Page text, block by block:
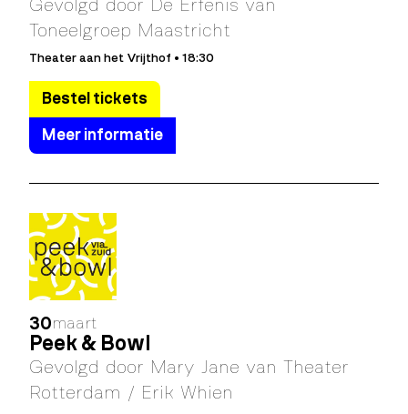
Gevolgd door De Erfenis van
Toneelgroep Maastricht
Theater aan het Vrijthof • 18:30
Bestel tickets
Meer informatie
30maart
Peek & Bowl
Gevolgd door Mary Jane van Theater
Rotterdam / Erik Whien